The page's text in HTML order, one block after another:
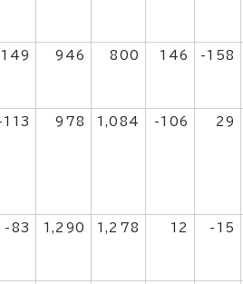
946 800 146 -158
113 978 1,084 -106 29
-83 1,290 1,278 12 -15